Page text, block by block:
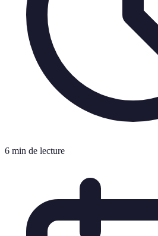
6 min de lecture